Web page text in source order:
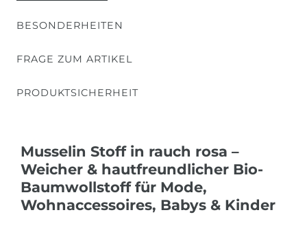
BESONDERHEITEN
FRAGE ZUM ARTIKEL
PRODUKTSICHERHEIT
Musselin Stoff in rauch rosa –
Weicher & hautfreundlicher Bio-
Baumwollstoff für Mode,
Wohnaccessoires, Babys & Kinder